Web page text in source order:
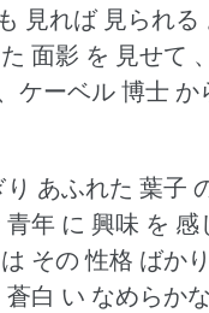
見れば 見られる
面影 を 見せて
ケーベル 博士 か
あふれた 葉子
年 に 興味 を 感
その 性格 ばか
白 い なめらか